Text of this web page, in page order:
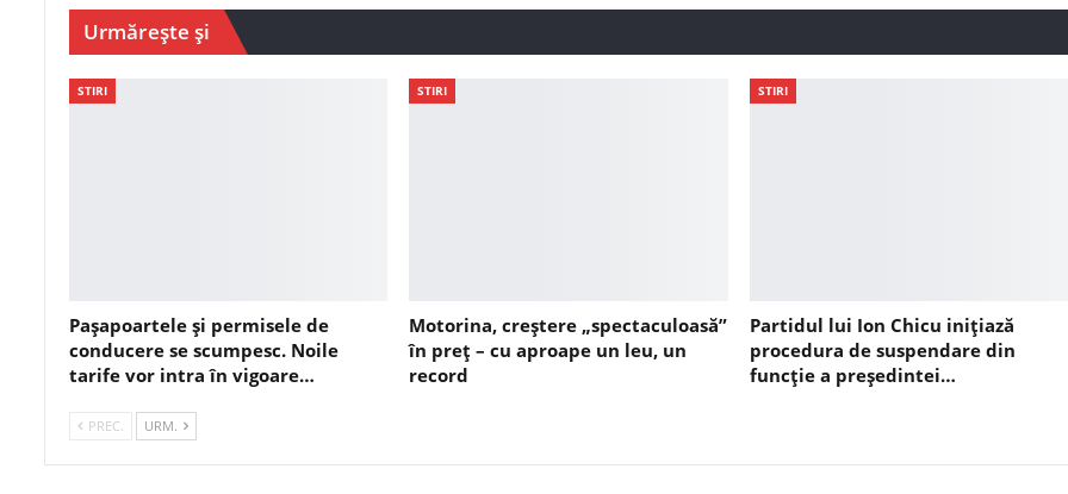
Urmărește și
STIRI
Pașapoartele și permisele de
conducere se scumpesc. Noile
tarife vor intra în vigoare…
STIRI
Motorina, creștere „spectaculoasă”
în preț – cu aproape un leu, un
record
STIRI
Partidul lui Ion Chicu inițiază
procedura de suspendare din
funcție a președintei…
PREC. URM.